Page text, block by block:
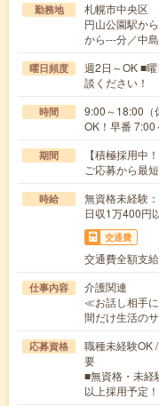
勤務地
札幌市中央区
円山公園駅か
から---分／中
曜日頻度
週2日～OK ■
談ください！
時間
9:00～18:00（
OK！早番
期間
【積極採用中
ご応募から最
時給
無資格未経験
日収1万400円
交通費
交通費全額支給
仕事内容
介護関連
≪お話し相手
間だけ生活の
応募資格
職種未経験OK
要
■無資格・未経
以上採用予定